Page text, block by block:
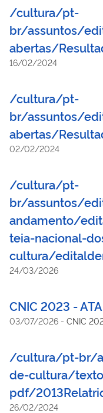
/cultura/pt-
br/assuntos/
abertas/
16/02/2024
/cultura/pt-
br/assuntos/
abertas/
02/02/2024
/cultura/pt-
br/assuntos/
andamento/
teia-nacional-
cultura/
24/03/2026
CNIC 2023 -
03/07/2026 - CNIC
/cultura/pt-br/
de-cultura/
pdf/
26/02/2024